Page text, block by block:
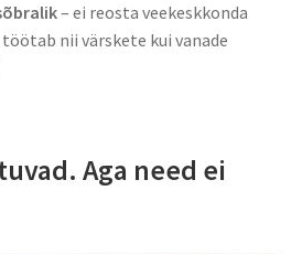
– ei reosta veekeskkonda
nii värskete kui vanade
Aga need ei